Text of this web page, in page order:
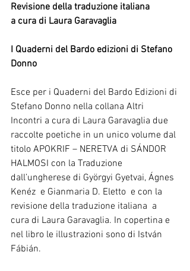
Revisione della traduzione italiana
a cura di Laura Garavaglia
I Quaderni del Bardo edizioni di Stefano
Donno
Esce per i Quaderni del Bardo Edizioni di
Stefano Donno nella collana Altri
Incontri a cura di Laura Garavaglia due
raccolte poetiche in un unico volume dal
titolo APOKRIF – NERETVA di SÁNDOR
HALMOSI con la Traduzione
dall’ungherese di Györgyi Gyetvai, Ágnes
Kenéz  e Gianmaria D. Eletto  e con la
revisione della traduzione italiana  a
cura di Laura Garavaglia. In copertina e
nel libro le illustrazioni sono di István
Fábián.